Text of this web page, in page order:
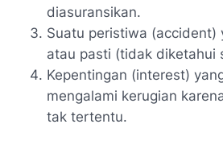
diasuransikan.
Suatu peristiwa (accident)
atau pasti (tidak diketahui
Kepentingan (interest)
mengalami kerugian
tak tertentu.